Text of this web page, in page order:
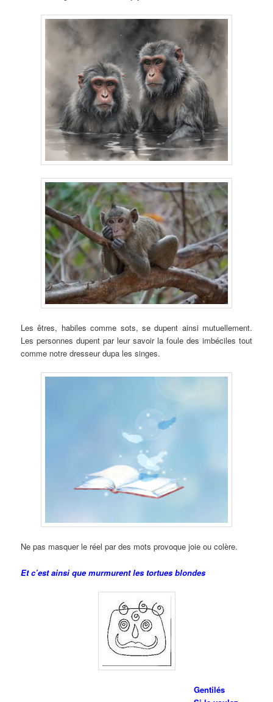
Les êtres, habiles comme sots, se dupent ainsi mutuellement.
Les personnes dupent par leur savoir la foule des imbéciles tout
comme notre dresseur dupa les singes.
Ne pas masquer le réel par des mots provoque joie ou colère.
Et c’est ainsi que murmurent les tortues blondes
Gentilés